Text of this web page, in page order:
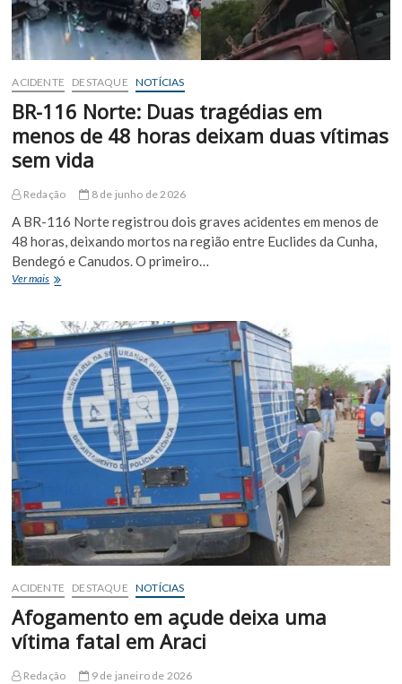
ACIDENTE DESTAQUE NOTÍCIAS
BR-116 Norte: Duas tragédias em
menos de 48 horas deixam duas vítimas
sem vida
Redação 8 de junho de 2026
A BR-116 Norte registrou dois graves acidentes em menos de
48 horas, deixando mortos na região entre Euclides da Cunha,
Bendegó e Canudos. O primeiro…
Ver maisBR-
Duas
tragédias
menos
de
48
horas
deixam
duas
vida
ACIDENTE DESTAQUE NOTÍCIAS
Afogamento em açude deixa uma
vítima fatal em Araci
Redação 9 de janeiro de 2026